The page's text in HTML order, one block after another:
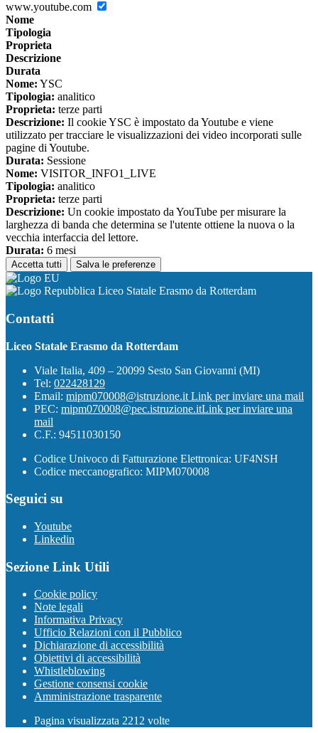
www.youtube.com
Nome
Tipologia
Proprieta
Descrizione
Durata
Nome: YSC
Tipologia: analitico
Proprieta: terze parti
Descrizione: Il cookie YSC è impostato da Youtube e viene
utilizzato per tracciare le visualizzazioni dei video incorporati sulle
pagine di Youtube.
Durata: Sessione
Nome: VISITOR_INFO1_LIVE
Tipologia: analitico
Proprieta: terze parti
Descrizione: Un cookie impostato da YouTube per misurare la
larghezza di banda che determina se l'utente ottiene la nuova o la
vecchia interfaccia del lettore.
Durata: 6 mesi
Accetta tutti Salva le preferenze
Liceo Statale Erasmo da Rotterdam
Contatti
Liceo Statale Erasmo da Rotterdam
Viale Italia, 409 – 20099 Sesto San Giovanni (MI)
Tel: 022428129
Email: mipm070008@istruzione.it Link per inviare una mail
PEC: mipm070008@pec.istruzione.itLink per inviare una
mail
C.F.: 94511030150
Codice Univoco di Fatturazione Elettronica: UF4NSH
Codice meccanografico: MIPM070008
Seguici su
Youtube
Linkedin
Sezione Link Utili
Cookie policy
Note legali
Informativa Privacy
Ufficio Relazioni con il Pubblico
Dichiarazione di accessibilità
Obiettivi di accessibilità
Whistleblowing
Gestione consensi cookie
Amministrazione trasparente
Pagina visualizzata 2212 volte